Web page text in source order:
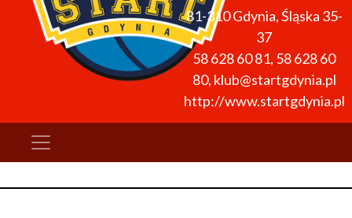
81-310 Gdynia,Śląska 35-
37
58 628 60 81, 58 628 60
80, klub@startgdynia.pl
http://www.startgdynia.pl